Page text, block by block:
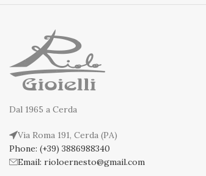
Dal 1965 a Cerda
Via Roma 191, Cerda (PA)
Phone: (+39) 3886988340
Email: rioloernesto@gmail.com